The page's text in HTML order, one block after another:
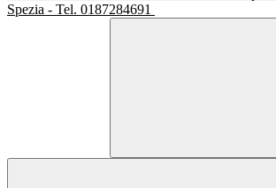
Spezia - Tel. 0187284691